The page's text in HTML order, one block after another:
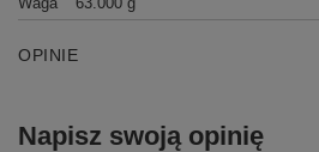
OPINIE
Napisz swoją opinię